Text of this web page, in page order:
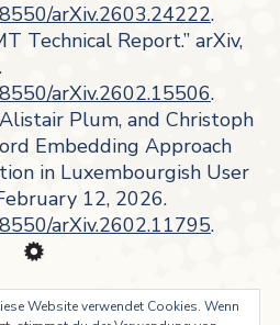
arXiv.2603.24222.
Technical Report.” arXiv,
arXiv.2602.15506.
Plum, and Christoph
Embedding Approach
in Luxembourgish User
12, 2026.
arXiv.2602.11795.
Website verwendet Cookies. Wenn